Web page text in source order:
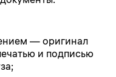
— оригинал
и подписью